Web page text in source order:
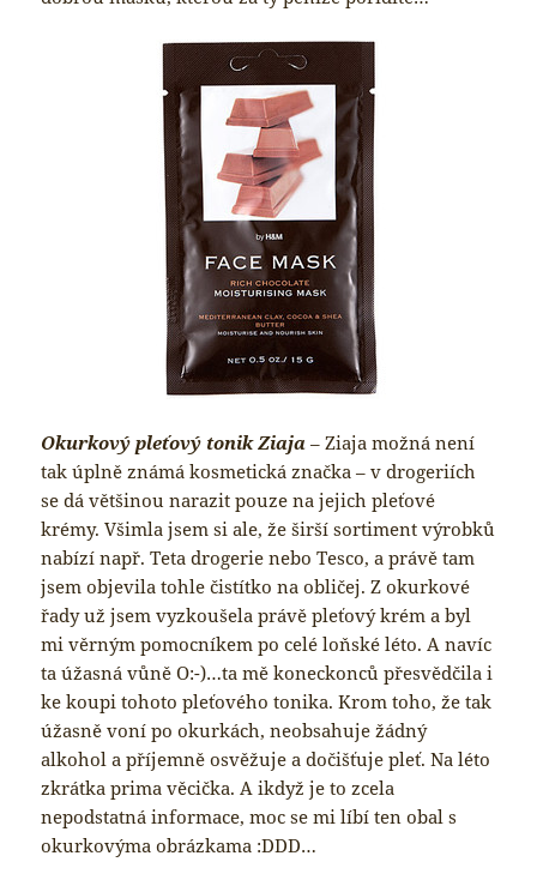
Okurkový pleťový tonik Ziaja– Ziaja možná není
tak úplně známá kosmetická značka – v drogeriích
se dá většinou narazit pouze na jejich pleťové
krémy. Všimla jsem si ale, že širší sortiment výrobků
nabízí např. Teta drogerie nebo Tesco, a právě tam
jsem objevila tohle čistítko na obličej. Z okurkové
řady už jsem vyzkoušela právě pleťový krém a byl
mi věrným pomocníkem po celé loňské léto. A navíc
ta úžasná vůně O:-)…ta mě koneckonců přesvědčila i
ke koupi tohoto pleťového tonika. Krom toho, že tak
úžasně voní po okurkách, neobsahuje žádný
alkohol a příjemně osvěžuje a dočišťuje pleť. Na léto
zkrátka prima věcička. A ikdyž je to zcela
nepodstatná informace, moc se mi líbí ten obal s
okurkovýma obrázkama :DDD…